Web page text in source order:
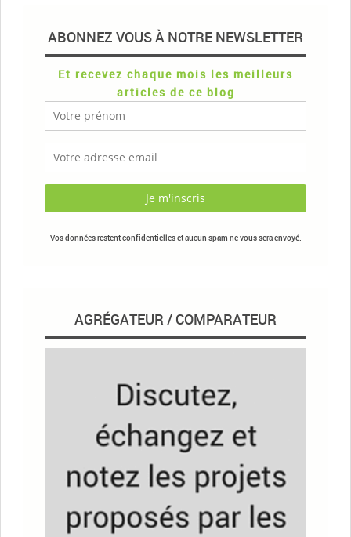
ABONNEZ VOUS À NOTRE NEWSLETTER
Et recevez chaque mois les meilleurs
articles de ce blog
Vos données restent confidentielles et aucun spam ne vous sera envoyé.
AGRÉGATEUR / COMPARATEUR